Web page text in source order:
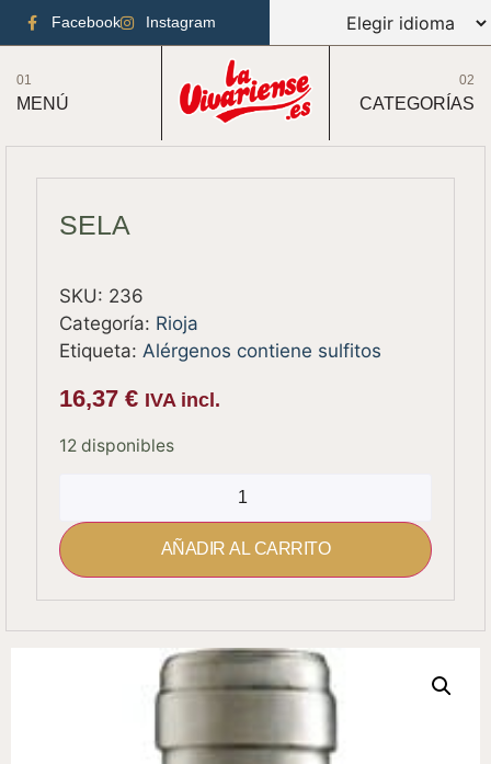
Facebook Instagram
01
MENÚ
02
CATEGORÍAS
SELA
SKU: 236
Categoría: Rioja
Etiqueta: Alérgenos contiene sulfitos
16,37€ IVA incl.
12 disponibles
AÑADIR AL CARRITO